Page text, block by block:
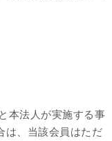
本法人が実施する事
は、当該会員はただ